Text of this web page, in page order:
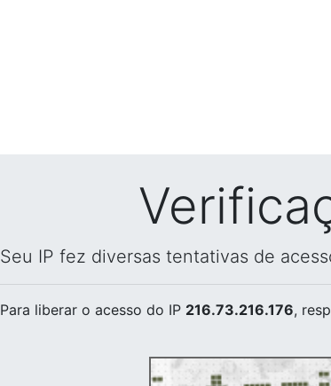
Seu IP fez diversas tentativas de
Para liberar o acesso do IP 216.73.216.176,